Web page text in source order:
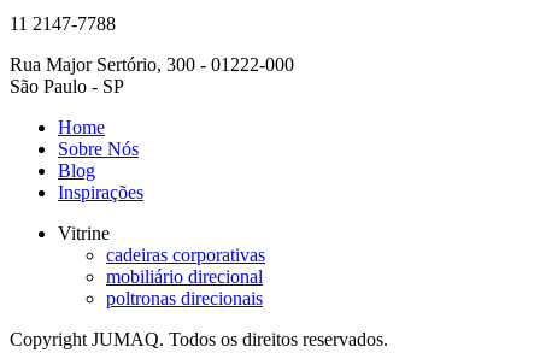
11 2147-7788
Rua Major Sertório, 300 - 01222-000
São Paulo - SP
Home
Sobre Nós
Blog
Inspirações
Vitrine
cadeiras corporativas
mobiliário direcional
poltronas direcionais
Copyright JUMAQ. Todos os direitos reservados.